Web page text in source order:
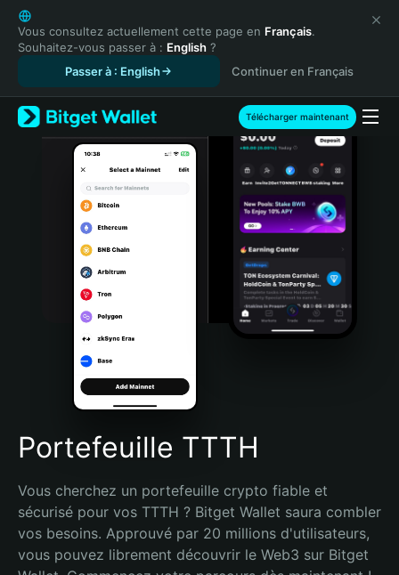
English
日本語
Tiếng Việt
Español (Latinoamérica)
Türkçe
Italiano
Português (Portugal)
Bahasa Indonesia
Português (Brasil)
Español (Argentina)
Vous consultez actuellement cette page en Français.
Souhaitez-vous passer à : English ?
Passer à : English
Continuer en Français
Télécharger maintenant
Portefeuille TTTH
Vous cherchez un portefeuille crypto fiable et
sécurisé pour vos TTTH ? Bitget Wallet saura combler
vos besoins. Approuvé par 20 millions d'utilisateurs,
vous pouvez librement découvrir le Web3 sur Bitget